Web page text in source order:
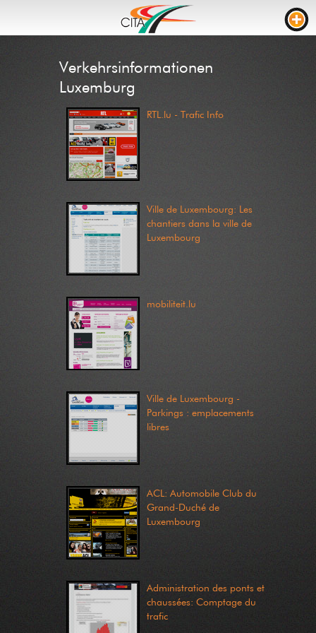
LIVE STREAM
BAUSTELLEN
FAHRZEIT
RTL
BAUSTELLEN
EREIGNISSE
KONTAKT
Verkehrsinformationen
Luxemburg
RTL.lu - Trafic Info
Ville de Luxembourg: Les
chantiers dans la ville de
Luxembourg
mobiliteit.lu
Ville de Luxembourg -
Parkings : emplacements
libres
ACL: Automobile Club du
Grand-Duché de
Luxembourg
Administration des ponts et
chaussées: Comptage du
trafic